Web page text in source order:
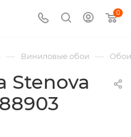
0
— Виниловые обои — Обои
Stenova